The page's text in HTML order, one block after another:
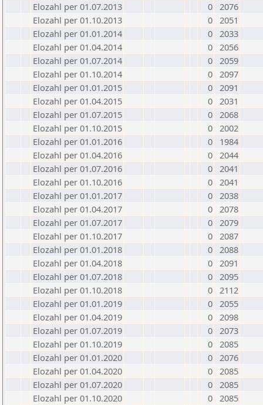
Elozahl per 01.07.2013
0 2076
Elozahl per 01.10.2013
0 2051
Elozahl per 01.01.2014
0 2033
Elozahl per 01.04.2014
0 2056
Elozahl per 01.07.2014
0 2059
Elozahl per 01.10.2014
0 2097
Elozahl per 01.01.2015
0 2091
Elozahl per 01.04.2015
0 2031
Elozahl per 01.07.2015
0 2068
Elozahl per 01.10.2015
0 2002
Elozahl per 01.01.2016
0
1984
Elozahl per 01.04.2016
0 2044
Elozahl per 01.07.2016
0 2041
Elozahl per 01.10.2016
0 2041
Elozahl per 01.01.2017
0 2038
Elozahl per 01.04.2017
0 2078
Elozahl per 01.07.2017
0 2079
Elozahl per 01.10.2017
0 2087
Elozahl per 01.01.2018
0 2088
Elozahl per 01.04.2018
0 2091
Elozahl per 01.07.2018
0 2095
Elozahl per 01.10.2018
0 2112
Elozahl per 01.01.2019
0 2055
Elozahl per 01.04.2019
0 2098
Elozahl per 01.07.2019
0 2073
Elozahl per 01.10.2019
0 2085
Elozahl per 01.01.2020
0 2076
Elozahl per 01.04.2020
0 2085
Elozahl per 01.07.2020
0 2085
Elozahl per 01.10.2020
0 2085